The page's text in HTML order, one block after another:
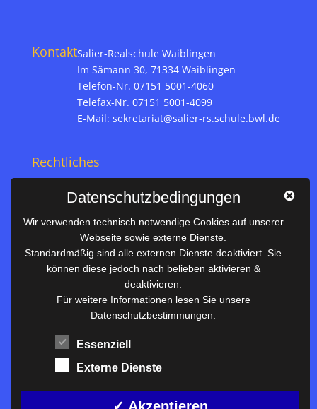
KontaktSalier-Realschule Waiblingen
Im Sämann 30, 71334 Waiblingen
Telefon-Nr. 07151 5001-4060
Telefax-Nr. 07151 5001-4099
E-Mail: sekretariat@salier-rs.schule.bwl.de
Rechtliches
Datenschutz
Nützliches
Vertretungsplan
Unterrichtszeiten
Downloadbereich
Terminkalender
Termine AKTUELL
Datenschutzbedingungen
Wir verwenden technisch notwendige Cookies auf unserer
Webseite sowie externe Dienste.
Standardmäßig sind alle externen Dienste deaktiviert. Sie
können diese jedoch nach belieben aktivieren &
deaktivieren.
Für weitere Informationen lesen Sie unsere
Datenschutzbestimmungen.
Essenziell
Externe Dienste